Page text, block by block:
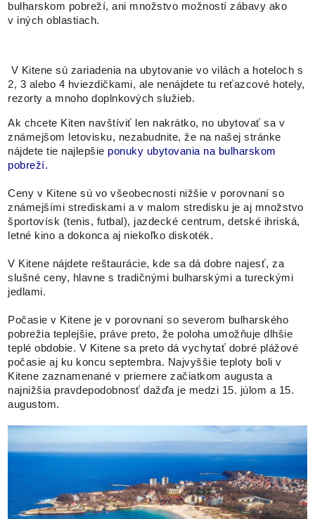
bulharskom pobreží, ani množstvo možností zábavy ako
v iných oblastiach.
V Kitene sú zariadenia na ubytovanie vo vilách a hoteloch s
2, 3 alebo 4 hviezdičkami, ale nenájdete tu reťazcové hotely,
rezorty a mnoho doplnkových služieb.
Ak chcete Kiten navštíviť len nakrátko, no ubytovať sa v
známejšom letovisku, nezabudnite, že na našej stránke
nájdete tie najlepšie ponuky ubytovania na bulharskom
pobreží.
Ceny v Kitene sú vo všeobecnosti nižšie v porovnaní so
známejšími strediskami a v malom stredisku je aj množstvo
športovísk (tenis, futbal), jazdecké centrum, detské ihriská,
letné kino a dokonca aj niekoľko diskoték.
V Kitene nájdete reštaurácie, kde sa dá dobre najesť, za
slušné ceny, hlavne s tradičnými bulharskými a tureckými
jedlami.
Počasie v Kitene je v porovnaní so severom bulharského
pobrežia teplejšie, práve preto, že poloha umožňuje dlhšie
teplé obdobie. V Kitene sa preto dá vychytať dobré plážové
počasie aj ku koncu septembra. Najvyššie teploty boli v
Kitene zaznamenané v priemere začiatkom augusta a
najnižšia pravdepodobnosť dažďa je medzi 15. júlom a 15.
augustom.